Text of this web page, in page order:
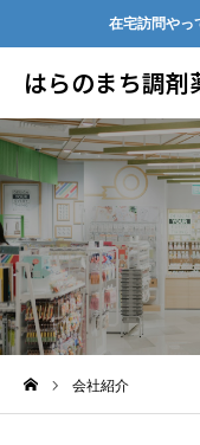
在宅訪問やっ
はらのまち調剤
会社紹介
はらのまち調剤
処方箋受付中
地図
ホーム
薬局紹介
サービス案内